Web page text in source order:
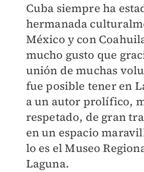
Cuba siempre ha
hermanada
México y con
mucho gusto que
unión de muchas
fue posible tener en
a un autor prolífico,
respetado, de gran
en un espacio
lo es el Museo
Laguna.